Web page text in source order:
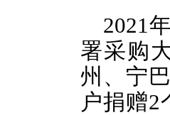
2021
署采购
州、宁
户捐赠